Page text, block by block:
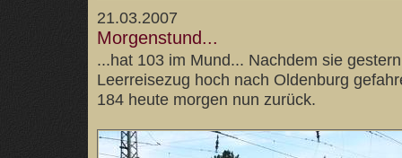
21.03.2007
Morgenstund...
...hat 103 im Mund... Nachdem sie
Leerreisezug hoch nach Oldenburg
184 heute morgen nun zurück.